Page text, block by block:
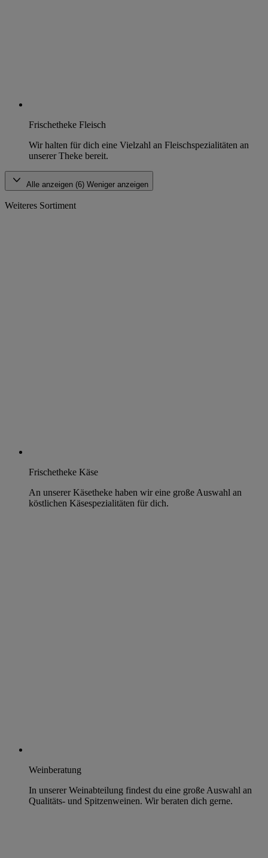
Frischetheke Fleisch
Wir halten für dich eine Vielzahl an Fleischspezialitäten an
unserer Theke bereit.
Alle anzeigen (6) Weniger anzeigen
Weiteres Sortiment
Frischetheke Käse
An unserer Käsetheke haben wir eine große Auswahl an
köstlichen Käsespezialitäten für dich.
Weinberatung
In unserer Weinabteilung findest du eine große Auswahl an
Qualitäts- und Spitzenweinen. Wir beraten dich gerne.